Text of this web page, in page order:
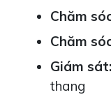
Chăm
Chăm
Giám sát:
thang